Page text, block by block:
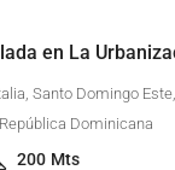
en La
Santo Domingo
Dominicana
200 Mts